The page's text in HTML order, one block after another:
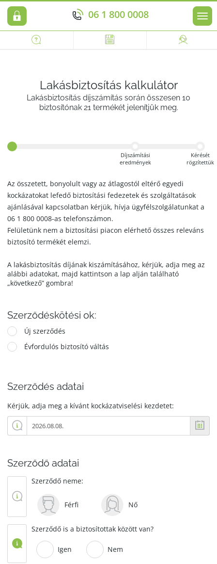
06 1 800 0008
Lakásbiztosítás kalkulátor
Lakásbiztosítás díjszámítás során összesen 10
biztosítónak 21 termékét jelenítjük meg.
Díjszámítási
eredmények
Kérését
rögzítettük
Az összetett, bonyolult vagy az átlagostól eltérő egyedi
kockázatokat lefedő biztosítási fedezetek és szolgáltatások
ajánlásával kapcsolatban kérjük, hívja ügyfélszolgálatunkat a
06 1 800 0008-as telefonszámon.
Felületünk nem a biztosítási piacon elérhető összes releváns
biztosító termékét elemzi.
A lakásbiztosítás díjának kiszámításához, kérjük, adja meg az
alábbi adatokat, majd kattintson a lap alján található
„következő” gombra!
Szerződéskötési ok:
Új szerződés
Évfordulós biztosító váltás
Szerződés adatai
Kérjük, adja meg a kívánt kockázatviselési kezdetet:
Szerződő adatai
Szerződő neme:
Férfi Nő
Szerződő is a biztosítottak között van?
Igen Nem